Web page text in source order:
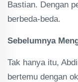
Bastian. Dengan
berbeda-beda.
Sebelumnya
Tak hanya itu,
bertemu dengan